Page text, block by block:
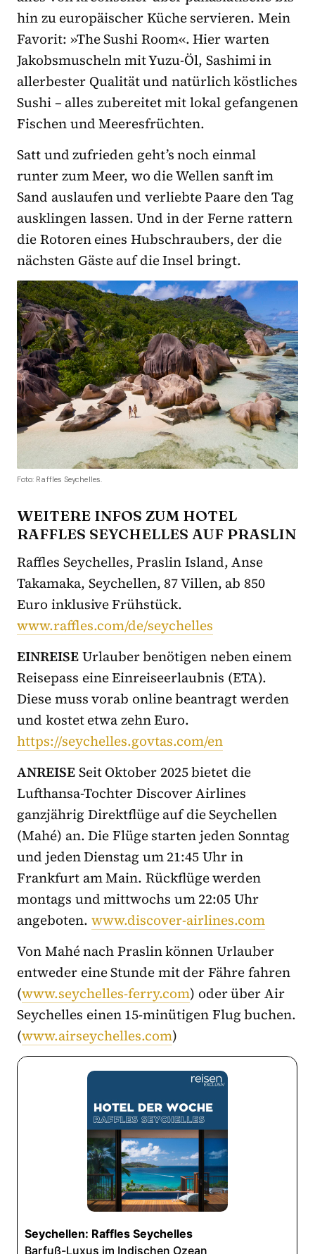
hin zu europäischer Küche servieren. Mein
Favorit: »The Sushi Room«. Hier warten
Jakobsmuscheln mit Yuzu-Öl, Sashimi in
allerbester Qualität und natürlich köstliches
Sushi – alles zubereitet mit lokal gefangenen
Fischen und Meeresfrüchten.
Satt und zufrieden geht’s noch einmal
runter zum Meer, wo die Wellen sanft im
Sand auslaufen und verliebte Paare den Tag
ausklingen lassen. Und in der Ferne rattern
die Rotoren eines Hubschraubers, der die
nächsten Gäste auf die Insel bringt.
Foto: Raffles Seychelles.
WEITERE INFOS ZUM HOTEL
RAFFLES SEYCHELLES AUF PRASLIN
Raffles Seychelles, Praslin Island, Anse
Takamaka, Seychellen, 87 Villen, ab 850
Euro inklusive Frühstück.
www.raffles.com/de/seychelles
EINREISEUrlauber benötigen neben einem
Reisepass eine Einreiseerlaubnis (ETA).
Diese muss vorab online beantragt werden
und kostet etwa zehn Euro.
https://seychelles.govtas.com/en
ANREISESeit Oktober 2025 bietet die
Lufthansa-Tochter Discover Airlines
ganzjährig Direktflüge auf die Seychellen
(Mahé) an. Die Flüge starten jeden Sonntag
und jeden Dienstag um 21:45 Uhr in
Frankfurt am Main. Rückflüge werden
montags und mittwochs um 22:05 Uhr
angeboten. www.discover-airlines.com
Von Mahé nach Praslin können Urlauber
entweder eine Stunde mit der Fähre fahren
(www.seychelles-ferry.com) oder über Air
Seychelles einen 15-minütigen Flug buchen.
(www.airseychelles.com)